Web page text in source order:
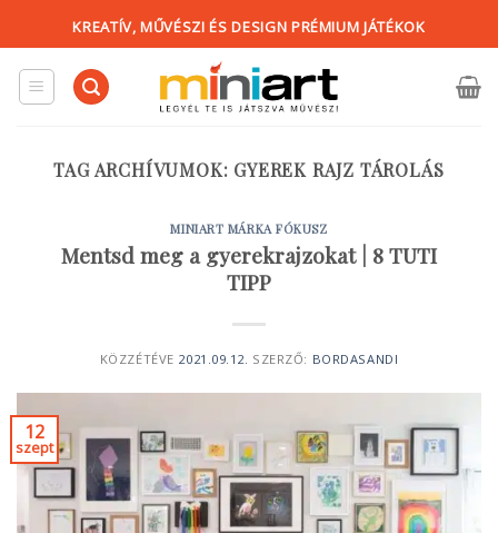
content
KREATÍV, MŰVÉSZI ÉS DESIGN PRÉMIUM JÁTÉKOK
TAG ARCHÍVUMOK: GYEREK RAJZ TÁROLÁS
MINIART MÁRKA FÓKUSZ
Mentsd meg a gyerekrajzokat | 8 TUTI
TIPP
KÖZZÉTÉVE 2021.09.12. SZERZŐ: BORDASANDI
12
szept